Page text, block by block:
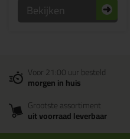
Bekijken
Voor 21:00 uur besteld
morgen in huis
Grootste assortiment
uit voorraad leverbaar